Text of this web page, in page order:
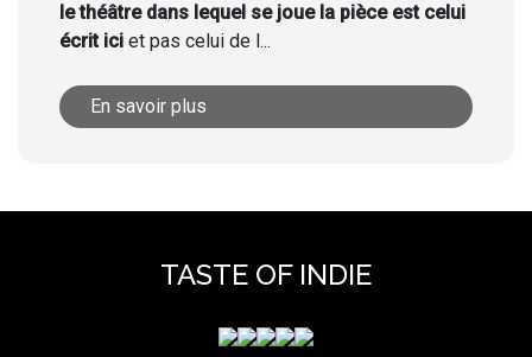
le théâtre dans lequel se joue la pièce est celui
écrit ici et pas celui de l...
En savoir plus
TASTE OF INDIE